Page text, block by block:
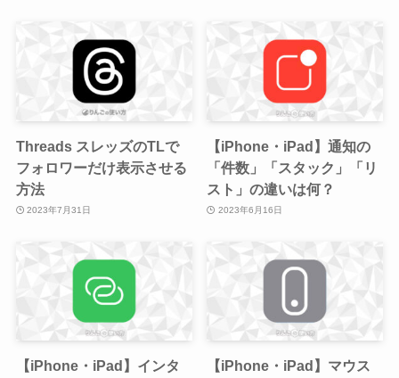
Threads スレッズのTLで
フォロワーだけ表示させる
方法
2023年7月31日
【iPhone・iPad】通知の
「件数」「スタック」「リ
スト」の違いは何？
2023年6月16日
【iPhone・iPad】インタ
【iPhone・iPad】マウス